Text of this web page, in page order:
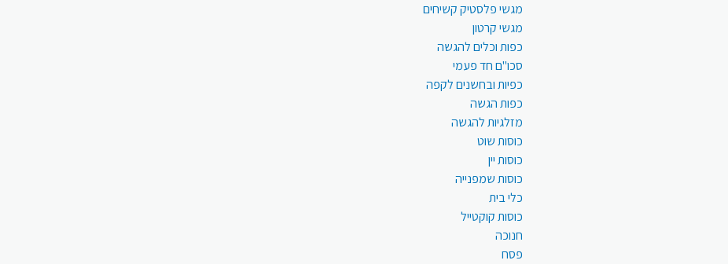
מגשי פלסטיק קשיחים
מגשי קרטון
כפות וכלים להגשה
סכו"ם חד פעמי
כפיות ובחשנים לקפה
כפות הגשה
מזלגיות להגשה
כוסות שוט
כוסות יין
כוסות שמפנייה
כלי בית
כוסות קוקטייל
חנוכה
פסח